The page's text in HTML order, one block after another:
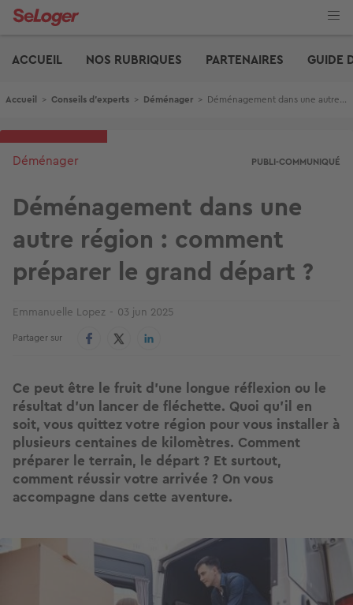
Aller
ACCUEIL
NOS RUBRIQUES PARTENAIRES GUIDE
Fil d'Ariane
Accueil > Conseils d'experts > Déménager > Déménagement dans une autre région : comment préparer le grand départ ?
PUBLI-COMMUNIQUÉ
Déménager
Déménagement dans une
autre région : comment
préparer le grand départ ?
Emmanuelle Lopez 03 jun 2025
Partager sur
Ce peut être le fruit d’une longue réflexion ou le
résultat d’un lancer de fléchette. Quoi qu’il en
soit, vous quittez votre région pour vous installer à
plusieurs centaines de kilomètres. Comment
préparer le terrain, le départ ? Et surtout,
comment réussir votre arrivée ? On vous
accompagne dans cette aventure.
Image